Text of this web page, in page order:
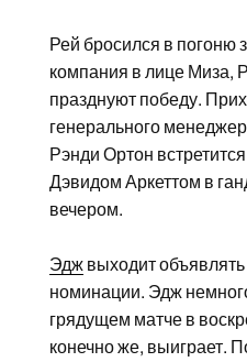
Рей бросился в погоню
компания в лице Миза,
празднуют победу.
генерального
Рэнди Ортон
Дэвидом Аркеттом в
вечером.
Эджвыходит
номинации. Эдж
грядущем матче в
конечно же, выиграет.